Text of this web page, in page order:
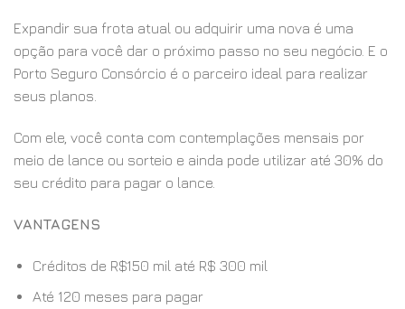
Expandir sua frota atual ou adquirir uma nova é uma
opção para você dar o próximo passo no seu negócio. E o
Porto Seguro Consórcio é o parceiro ideal para realizar
seus planos.
Com ele, você conta com contemplações mensais por
meio de lance ou sorteio e ainda pode utilizar até 30% do
seu crédito para pagar o lance.
VANTAGENS
Créditos de R$150 mil até R$ 300 mil
Até 120 meses para pagar